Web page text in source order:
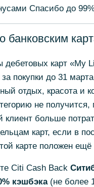
Спасибо до
банковским
карт «My
покупки до 31
отдых, красота и
не
клиент больше
карт, если в
карте положен
Citi Cash Back
кэшбэка(не более